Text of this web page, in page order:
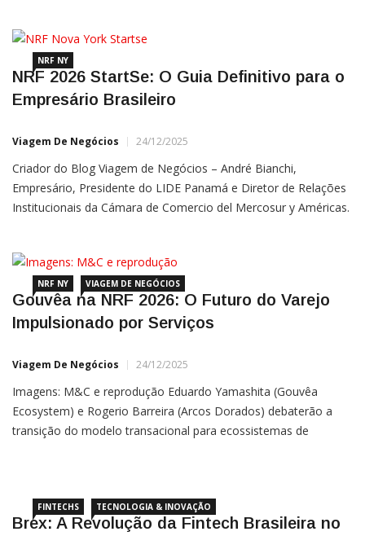
Paraguai
NRF NY
NRF 2026 StartSe: O Guia Definitivo para o
Empresário Brasileiro
Viagem De Negócios 24/12/2025
Criador do Blog Viagem de Negócios – André Bianchi,
Empresário, Presidente do LIDE Panamá e Diretor de Relações
Institucionais da Cámara de Comercio del Mercosur y Américas.
NRF
NRF NY VIAGEM DE NEGÓCIOS
Gouvêa na NRF 2026: O Futuro do Varejo
Impulsionado por Serviços
Viagem De Negócios 24/12/2025
Imagens: M&C e reprodução Eduardo Yamashita (Gouvêa
Ecosystem) e Rogerio Barreira (Arcos Dorados) debaterão a
transição do modelo transacional para ecossistemas de
FINTECHS TECNOLOGIA & INOVAÇÃO
Brex: A Revolução da Fintech Brasileira no